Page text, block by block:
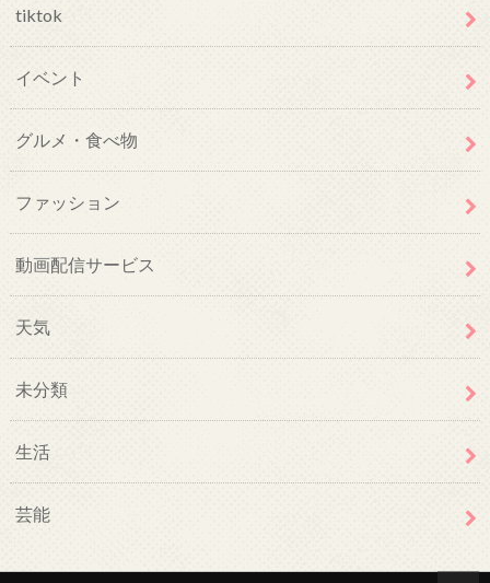
tiktok
イベント
グルメ・食べ物
ファッション
動画配信サービス
天気
未分類
生活
芸能